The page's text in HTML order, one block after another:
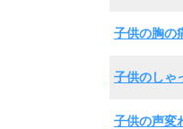
子供の胸の
子供のしゃ
子供の声